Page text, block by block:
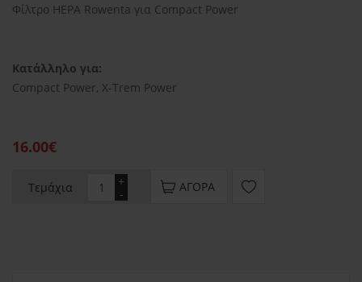
Φίλτρο HEPA Rowenta για Compact Power
Κατάλληλο για:
Compact Power, X-Trem Power
16.00€
Τεμάχια -
+ ΑΓΟΡΆ